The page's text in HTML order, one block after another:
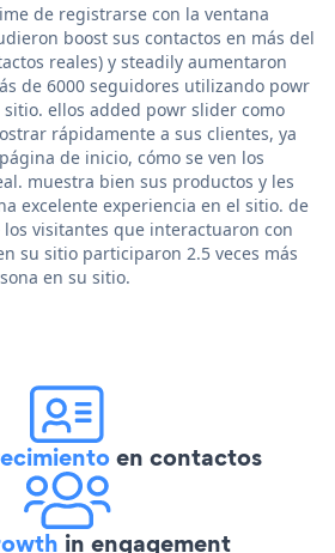
de registrarse con la ventana
boost sus contactos en más del
reales) y steadily aumentaron
de 6000 seguidores utilizando powr
ellos added powr slider como
rápidamente a sus clientes, ya
de inicio, cómo se ven los
muestra bien sus productos y les
excelente experiencia en el sitio. de
visitantes que interactuaron con
su sitio participaron 2.5 veces más
en su sitio.
en contactos
in engagement